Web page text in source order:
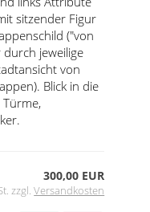
sitzender Figur
("von
jeweilige
von
Blick in die
300,00 EUR
zzgl.Versandkosten